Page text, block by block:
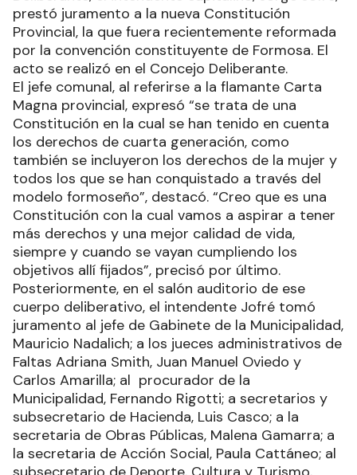
prestó juramento a la nueva Constitución
Provincial, la que fuera recientemente reformada
por la convención constituyente de Formosa. El
acto se realizó en el Concejo Deliberante.
El jefe comunal, al referirse a la flamante Carta
Magna provincial, expresó “se trata de una
Constitución en la cual se han tenido en cuenta
los derechos de cuarta generación, como
también se incluyeron los derechos de la mujer y
todos los que se han conquistado a través del
modelo formoseño”, destacó. “Creo que es una
Constitución con la cual vamos a aspirar a tener
más derechos y una mejor calidad de vida,
siempre y cuando se vayan cumpliendo los
objetivos allí fijados”, precisó por último.
Posteriormente, en el salón auditorio de ese
cuerpo deliberativo, el intendente Jofré tomó
juramento al jefe de Gabinete de la Municipalidad,
Mauricio Nadalich; a los jueces administrativos de
Faltas Adriana Smith, Juan Manuel Oviedo y
Carlos Amarilla; al procurador de la
Municipalidad, Fernando Rigotti; a secretarios y
subsecretario de Hacienda, Luis Casco; a la
secretaria de Obras Públicas, Malena Gamarra; a
la secretaria de Acción Social, Paula Cattáneo; al